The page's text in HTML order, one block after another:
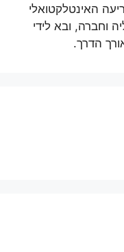
האינטלקטואלי
וחברה, ובא לידי
הדרך.